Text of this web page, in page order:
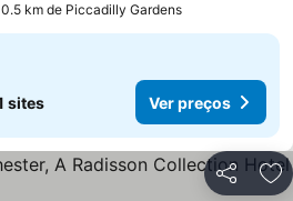
km de Piccadilly Gardens
sites Ver preços
Partilhar